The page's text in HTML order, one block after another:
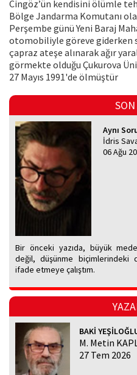
Cingöz’ün kendisini ölümle
Bölge Jandarma Komutanı
Perşembe günü Yeni Baraj
otomobiliyle göreve giderken
çapraz ateşe alınarak ağır
görmekte olduğu Çukurova
27 Mayıs 1991'de ölmüştür
Aynı
İdris
06 Ağu
Bir önceki yazıda, büyük
değil, düşünme biçimlerindeki
ifade etmeye çalıştım.
BAKİ
M. Metin
27 Tem 2026